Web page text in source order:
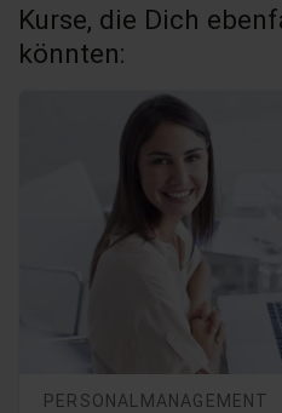
Kurse, die Dich
könnten:
PERSONALMANAGEMENT